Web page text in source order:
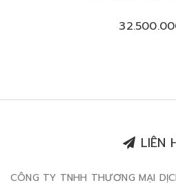
LIÊN
CÔNG TY TNHH THƯƠNG MẠI